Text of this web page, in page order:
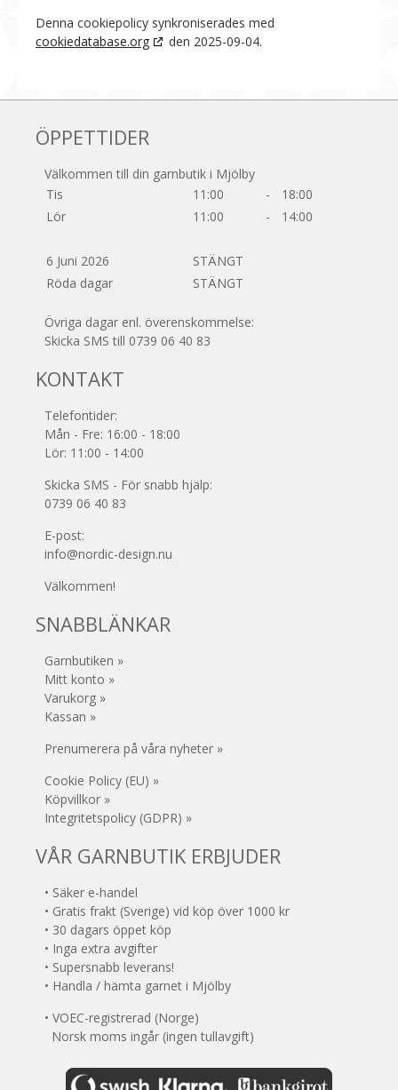
Denna cookiepolicy synkroniserades med
cookiedatabase.org
den 2025-09-04.
ÖPPETTIDER
Välkommen till din garnbutik i Mjölby
Tis
11:00 -
18:00
Lör
11:00 - 14:00
6 Juni 2026
STÄNGT
Röda dagar
STÄNGT
Övriga dagar enl. överenskommelse:
Skicka SMS till 0739 06 40 83
KONTAKT
Telefontider:
Mån - Fre: 16:00 - 18:00
Lör: 11:00 - 14:00
Skicka SMS - För snabb hjälp:
0739 06 40 83
E-post:
info@nordic-design.nu
Välkommen!
SNABBLÄNKAR
Garnbutiken »
Mitt konto »
Varukorg »
Kassan »
Prenumerera på våra nyheter »
Cookie Policy (EU) »
Köpvillkor »
Integritetspolicy (GDPR) »
VÅR GARNBUTIK ERBJUDER
• Säker e-handel
• Gratis frakt (Sverige) vid köp över 1000 kr
• 30 dagars öppet köp
• Inga extra avgifter
• Supersnabb leverans!
• Handla / hämta garnet i Mjölby
• VOEC-registrerad (Norge)
Norsk moms ingår (ingen tullavgift)